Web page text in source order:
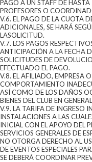
PAGO A UN STAFF DE HASTA
PROFESORES O
V.6. EL PAGO DE LA CUOTA
ADICIONALES, SE HARÁ
LASOLICITUD.
V.7. LOS PAGOS
ANTICIPACIÓN A LA FECHA
SOLICITUDES DE
EFECTUADO EL PAGO.
V.8. EL AFILIADO, EMPRESA
COMPORTAMIENTO
ASÍ COMO DE LOS DAÑOS
BIENES DEL CLUB EN
V.9. LA TARIFA DE INGRESO
INSTALACIONES A LAS
INICIAL CON EL APOYO DEL
SERVICIOS GENERALES DE
NO OTORGA DERECHO AL
DE EVENTOS ESPECIALES
SE DEBERÁ COORDINAR